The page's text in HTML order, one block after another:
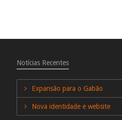
Notícias Recentes
Expansão para o Gabão
Nova identidade e website